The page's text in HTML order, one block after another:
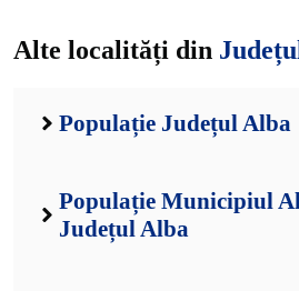
Alte localități din
Populație Județul Alba
Populație Municipiul
Județul Alba